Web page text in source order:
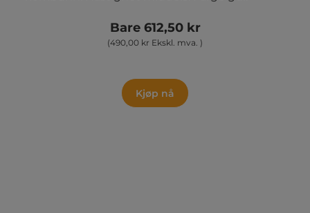
Bare 612,50 kr
(490,00 kr Ekskl. mva. )
Kjøp nå